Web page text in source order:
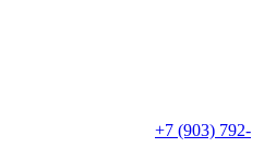
+7 (903) 792-